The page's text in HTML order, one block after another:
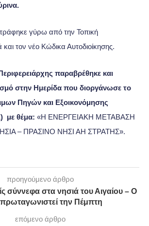
γύρω από την Τοπική
και τον νέο Κώδικα Αυτοδιοίκησης.
παραβρέθηκε και
στην Ημερίδα που διοργάνωσε το
Πηγών και Εξοικονόμησης
με θέμα: «Η ΕΝΕΡΓΕΙΑΚΗ ΜΕΤΑΒΑΣΗ
– ΠΡΑΣΙΝΟ ΝΗΣΙ ΑΗ ΣΤΡΑΤΗΣ».
προηγούμενο άρθρο
σύννεφα στα νησιά του Αιγαίου – Ο
πρωταγωνιστεί την Πέμπτη
επόμενο άρθρο